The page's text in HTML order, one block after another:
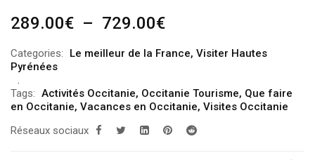
289.00€ – 729.00€Plage
prix :
à
729.00€
Categories: Le meilleur de la France, Visiter Hautes
Pyrénées
Tags: Activités Occitanie, Occitanie Tourisme, Que faire
en Occitanie, Vacances en Occitanie, Visites Occitanie
Réseaux sociaux